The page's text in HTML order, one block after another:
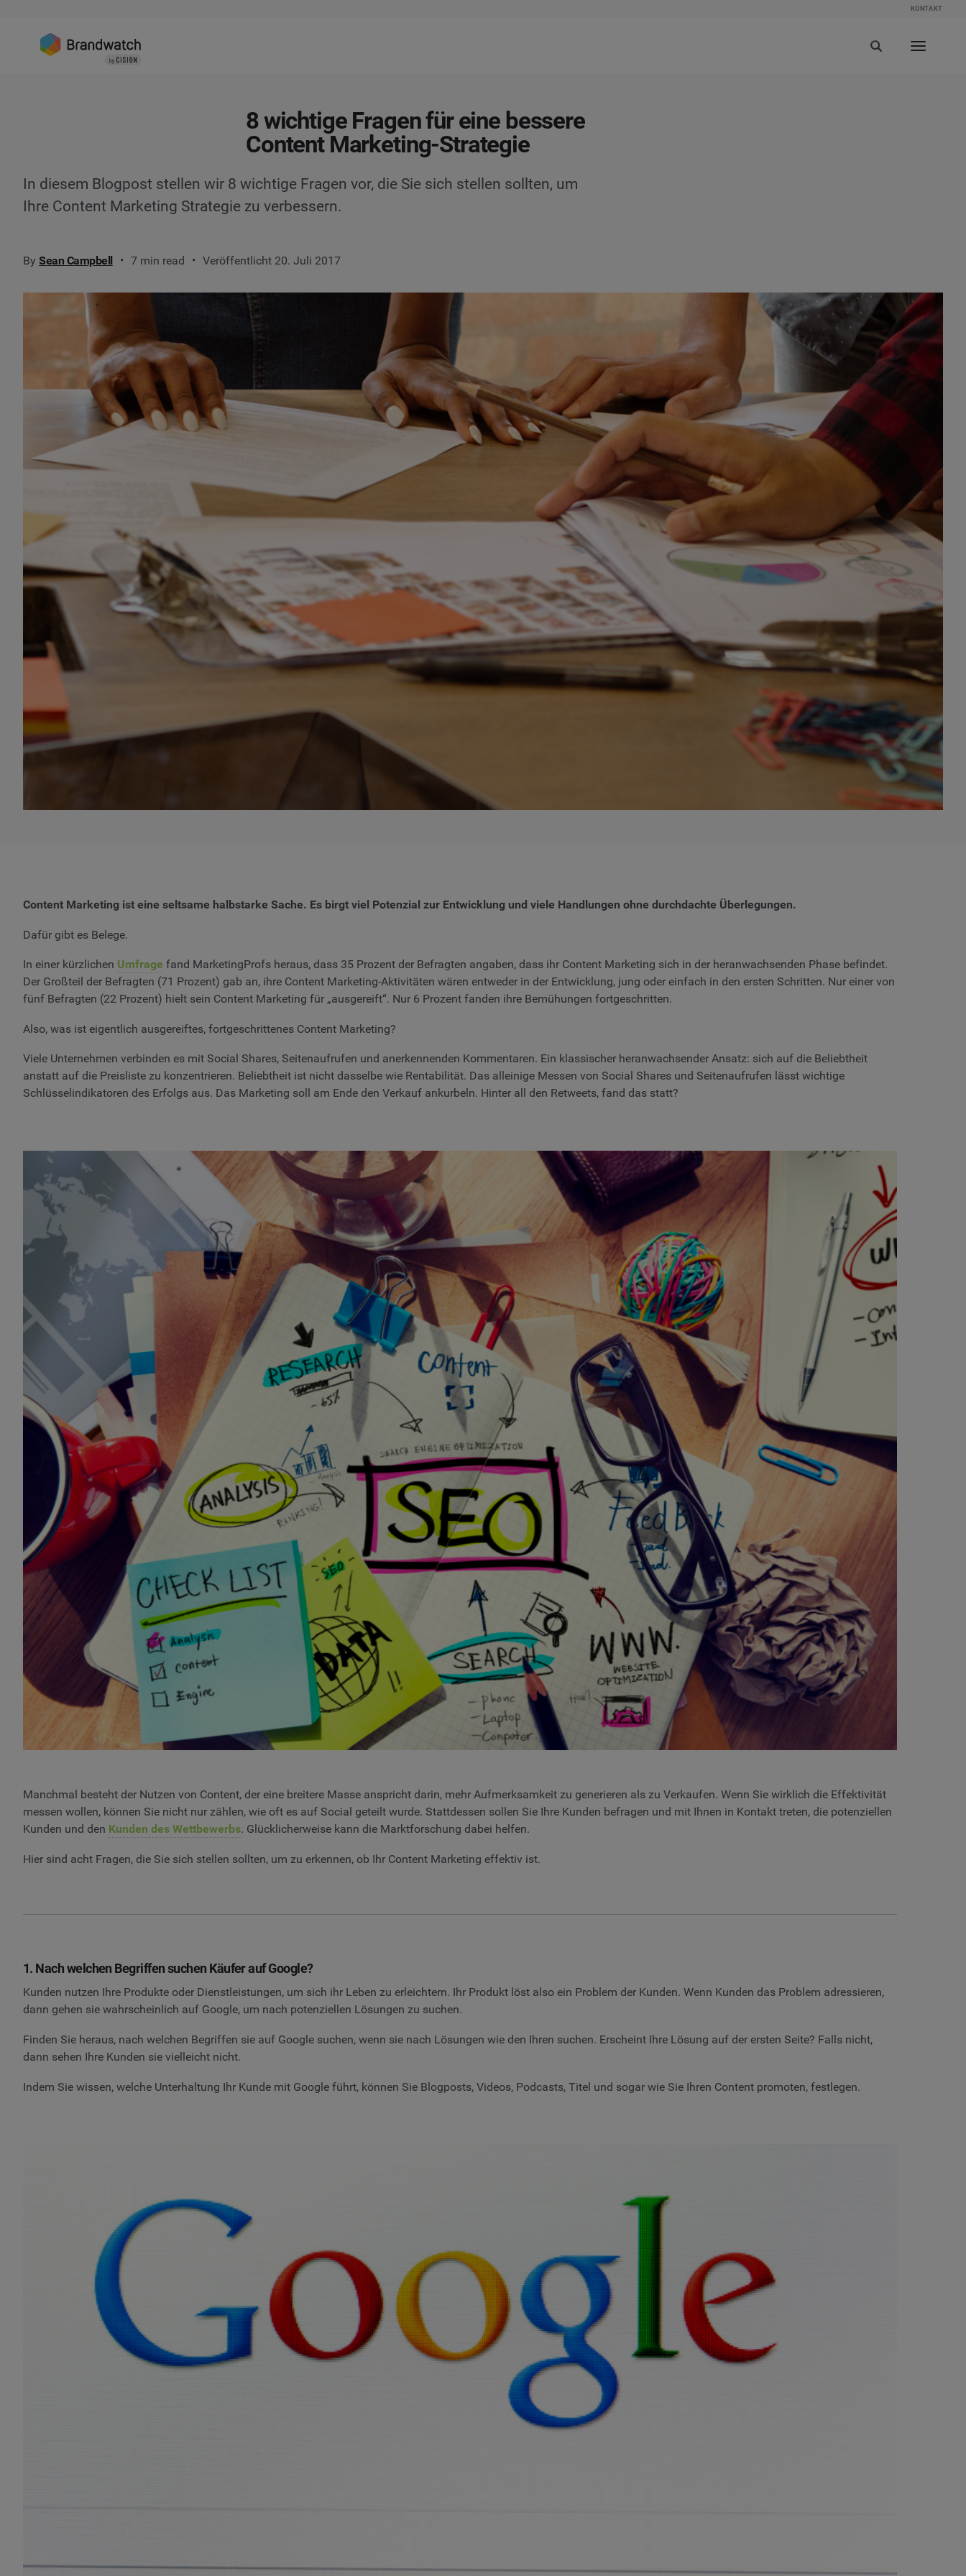
KONTAKT
8 wichtige Fragen für eine bessere
Content Marketing-Strategie
In diesem Blogpost stellen wir 8 wichtige Fragen vor, die Sie sich stellen sollten, um
Ihre Content Marketing Strategie zu verbessern.
By Sean Campbell 7 min read Veröffentlicht 20. Juli 2017
Content Marketing ist eine seltsame halbstarke Sache. Es birgt viel Potenzial zur Entwicklung und viele Handlungen ohne durchdachte Überlegungen.
Dafür gibt es Belege.
In einer kürzlichen Umfrage fand MarketingProfs heraus, dass 35 Prozent der Befragten angaben, dass ihr Content Marketing sich in der heranwachsenden Phase befindet.
Der Großteil der Befragten (71 Prozent) gab an, ihre Content Marketing-Aktivitäten wären entweder in der Entwicklung, jung oder einfach in den ersten Schritten. Nur einer von
fünf Befragten (22 Prozent) hielt sein Content Marketing für „ausgereift“. Nur 6 Prozent fanden ihre Bemühungen fortgeschritten.
Also, was ist eigentlich ausgereiftes, fortgeschrittenes Content Marketing?
Viele Unternehmen verbinden es mit Social Shares, Seitenaufrufen und anerkennenden Kommentaren. Ein klassischer heranwachsender Ansatz: sich auf die Beliebtheit
anstatt auf die Preisliste zu konzentrieren. Beliebtheit ist nicht dasselbe wie Rentabilität. Das alleinige Messen von Social Shares und Seitenaufrufen lässt wichtige
Schlüsselindikatoren des Erfolgs aus. Das Marketing soll am Ende den Verkauf ankurbeln. Hinter all den Retweets, fand das statt?
Manchmal besteht der Nutzen von Content, der eine breitere Masse anspricht darin, mehr Aufmerksamkeit zu generieren als zu Verkaufen. Wenn Sie wirklich die Effektivität
messen wollen, können Sie nicht nur zählen, wie oft es auf Social geteilt wurde. Stattdessen sollen Sie Ihre Kunden befragen und mit Ihnen in Kontakt treten, die potenziellen
Kunden und den Kunden des Wettbewerbs. Glücklicherweise kann die Marktforschung dabei helfen.
Hier sind acht Fragen, die Sie sich stellen sollten, um zu erkennen, ob Ihr Content Marketing effektiv ist.
1. Nach welchen Begriffen suchen Käufer auf Google?
Kunden nutzen Ihre Produkte oder Dienstleistungen, um sich ihr Leben zu erleichtern. Ihr Produkt löst also ein Problem der Kunden. Wenn Kunden das Problem adressieren,
dann gehen sie wahrscheinlich auf Google, um nach potenziellen Lösungen zu suchen.
Finden Sie heraus, nach welchen Begriffen sie auf Google suchen, wenn sie nach Lösungen wie den Ihren suchen. Erscheint Ihre Lösung auf der ersten Seite? Falls nicht,
dann sehen Ihre Kunden sie vielleicht nicht.
Indem Sie wissen, welche Unterhaltung Ihr Kunde mit Google führt, können Sie Blogposts, Videos, Podcasts, Titel und sogar wie Sie Ihren Content promoten, festlegen.